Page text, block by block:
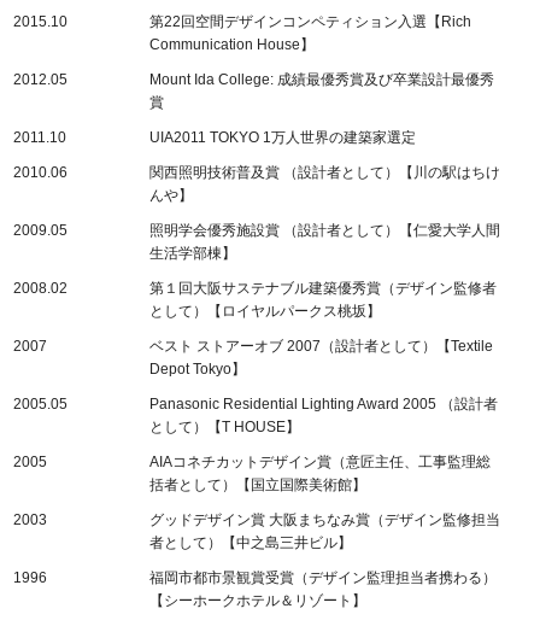
2015.10
第22回空間デザインコンペティション入選【Rich
Communication House】
2012.05
Mount Ida College: 成績最優秀賞及び卒業設計最優秀
賞
2011.10 UIA2011 TOKYO 1万人世界の建築家選定
2010.06
関西照明技術普及賞 （設計者として）【川の駅はちけ
んや】
2009.05
照明学会優秀施設賞 （設計者として）【仁愛大学人間
生活学部棟】
2008.02
第１回大阪サステナブル建築優秀賞（デザイン監修者
として）【ロイヤルパークス桃坂】
2007
ベスト ストアーオブ 2007（設計者として）【Textile
Depot Tokyo】
2005.05
Panasonic Residential Lighting Award 2005 （設計者
として）【T HOUSE】
2005
AIAコネチカットデザイン賞（意匠主任、工事監理総
括者として）【国立国際美術館】
2003
グッドデザイン賞 大阪まちなみ賞（デザイン監修担当
者として）【中之島三井ビル】
1996
福岡市都市景観賞受賞（デザイン監理担当者携わる）
【シーホークホテル＆リゾート】